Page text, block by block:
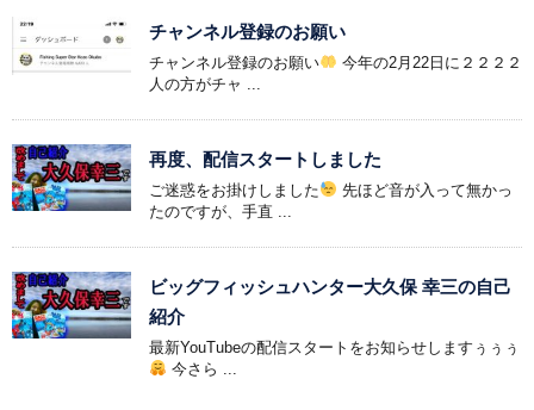
チャンネル登録のお願い
チャンネル登録のお願い
今年の2月22日に２２２２
人の方がチャ ...
再度、配信スタートしました
ご迷惑をお掛けしました
先ほど音が入って無かっ
たのですが、手直 ...
ビッグフィッシュハンター大久保 幸三の自己
紹介
最新YouTubeの配信スタートをお知らせしますぅぅぅ
今さら ...